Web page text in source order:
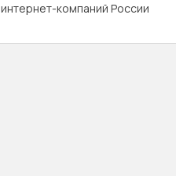
компаний России